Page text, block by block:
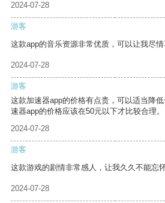
2024-07-28
游客
这款app的音乐资源非常优质，可以让我尽情
2024-07-28
游客
这款加速器app的价格有点贵，可以适当降
速器app的价格应该在50元以下才比较合理。
2024-07-28
游客
这款游戏的剧情非常感人，让我久久不能忘怀
2024-07-28